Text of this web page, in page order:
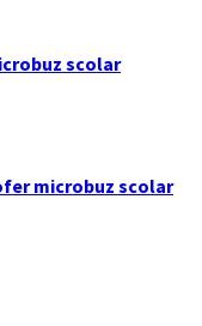
scolar
microbuz scolar